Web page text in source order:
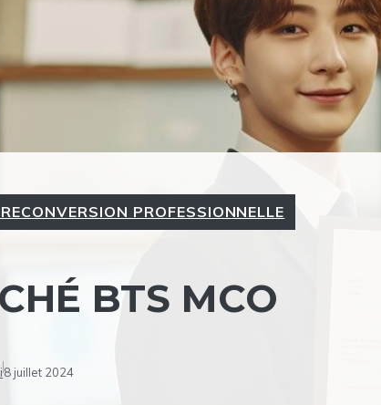
PROFESSIONNELLE
BTS MCO
8 juillet 2024